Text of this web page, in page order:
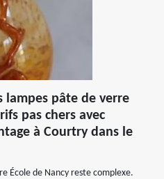
lampes pâte de verre
pas chers avec
à Courtry dans le
École de Nancy reste complexe.